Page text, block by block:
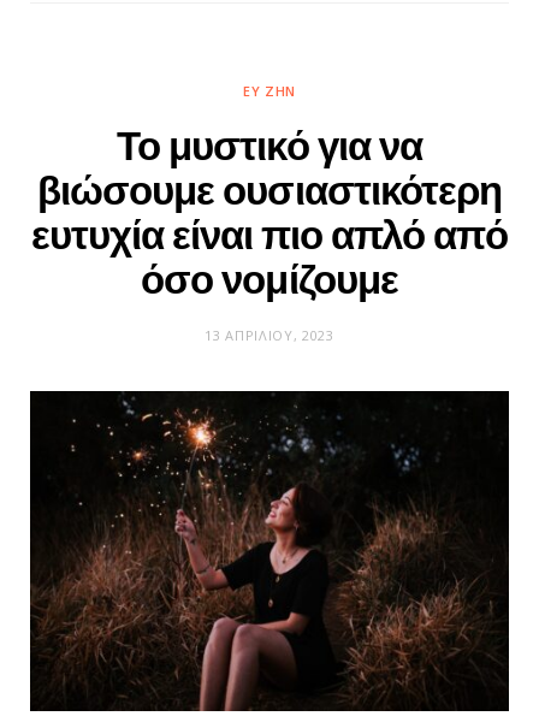
ΕΥ ΖΗΝ
Το μυστικό για να
βιώσουμε ουσιαστικότερη
ευτυχία είναι πιο απλό από
όσο νομίζουμε
13 ΑΠΡΙΛΊΟΥ, 2023